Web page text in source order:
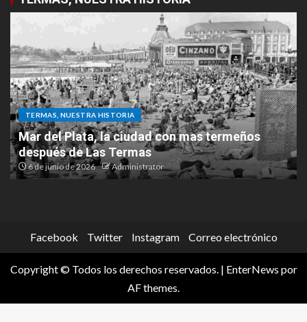
TERMAS, NUESTRA HISTORIA
La histórica filmación de “El Cabo Savino” que
tuvo a Las Termas como protagonista
20 de mayo de 2026 Administrator
Facebook Twitter Instagram Correo electrónico
Copyright © Todos los derechos reservados. | EnterNews por
AF themes.